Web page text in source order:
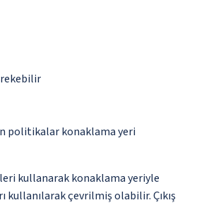
politikalar konaklama yeri
kullanarak konaklama yeriyle
çevrilmiş olabilir. Çıkış